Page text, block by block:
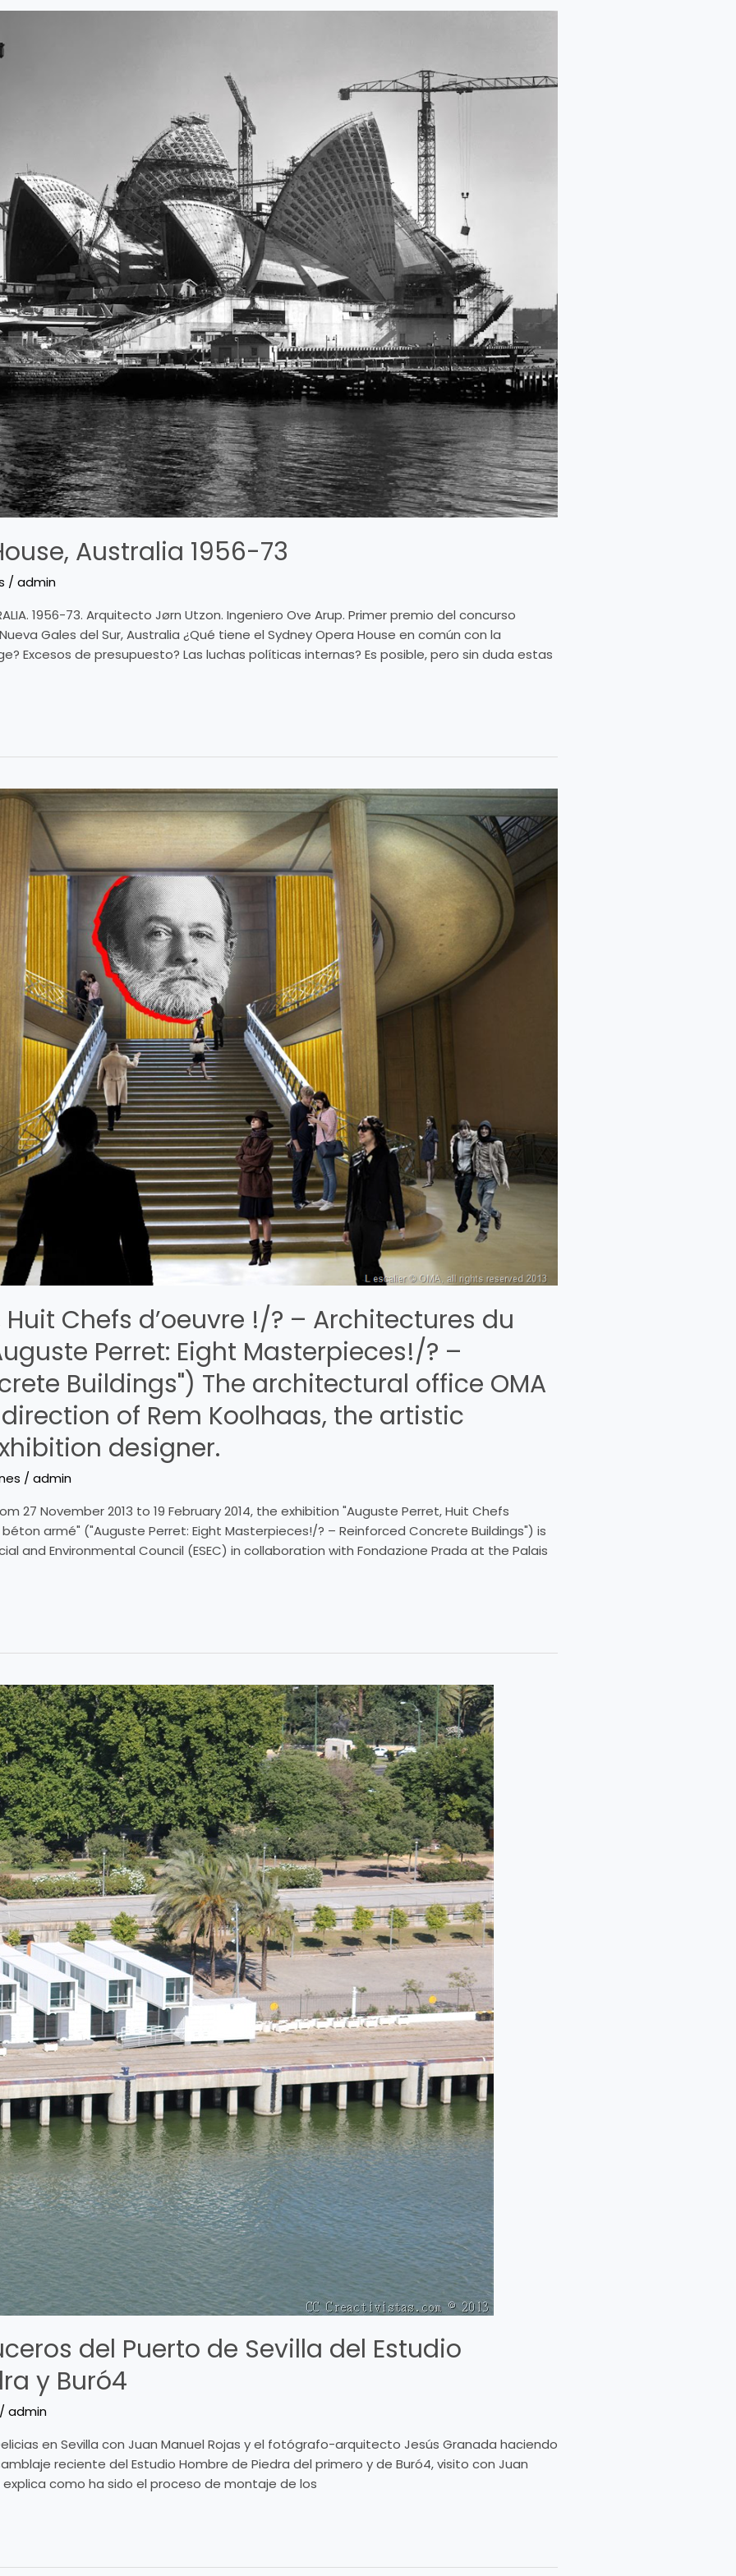
Australia 1956-73
/ admin
1956-73. Arquitecto Jørn Utzon. Ingeniero Ove Arup. Primer premio del concurso
Gales del Sur, Australia ¿Qué tiene el Sydney Opera House en común con la
Excesos de presupuesto? Las luchas políticas internas? Es posible, pero sin duda estas
Huit Chefs d’oeuvre !/? – Architectures du
Perret: Eight Masterpieces!/? –
Buildings") The architectural office OMA
of Rem Koolhaas, the artistic
designer.
/admin
27 November 2013 to 19 February 2014, the exhibition "Auguste Perret, Huit Chefs
armé" ("Auguste Perret: Eight Masterpieces!/? – Reinforced Concrete Buildings") is
and Environmental Council (ESEC) in collaboration with Fondazione Prada at the Palais
del Puerto de Sevilla del Estudio
y Buró4
/ admin
en Sevilla con Juan Manuel Rojas y el fotógrafo-arquitecto Jesús Granada haciendo
reciente del Estudio Hombre de Piedra del primero y de Buró4, visito con Juan
como ha sido el proceso de montaje de los